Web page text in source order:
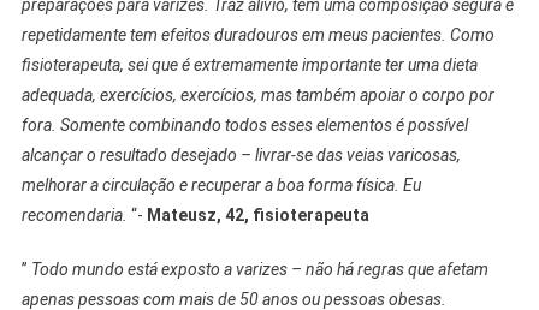
preparações para varizes. Traz alívio, tem uma composição segura e
repetidamente tem efeitos duradouros em meus pacientes. Como
fisioterapeuta, sei que é extremamente importante ter uma dieta
adequada, exercícios, exercícios, mas também apoiar o corpo por
fora. Somente combinando todos esses elementos é possível
alcançar o resultado desejado – livrar-se das veias varicosas,
melhorar a circulação e recuperar a boa forma física. Eu
recomendaria. “- Mateusz, 42, fisioterapeuta
” Todo mundo está exposto a varizes – não há regras que afetam
apenas pessoas com mais de 50 anos ou pessoas obesas.